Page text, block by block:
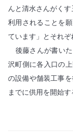
んと清水さんがく
利用されることを
ています」とそれぞ
後藤さんが書い
沢町側に各入口の
の設備や舗装工事
までに供用を開始す